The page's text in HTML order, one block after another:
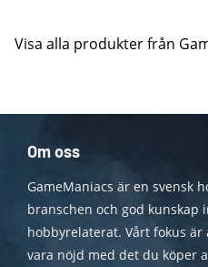
Visa alla produkter från
Om oss
GameManiacs är en svensk
branschen och god kunskap
hobbyrelaterat. Vårt fokus
vara nöjd med det du köper